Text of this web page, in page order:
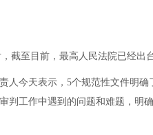
至目前，最高人民法院已经出
今天表示，5个规范性文件明确
判工作中遇到的问题和难题，明